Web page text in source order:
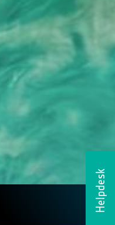
Helpdesk